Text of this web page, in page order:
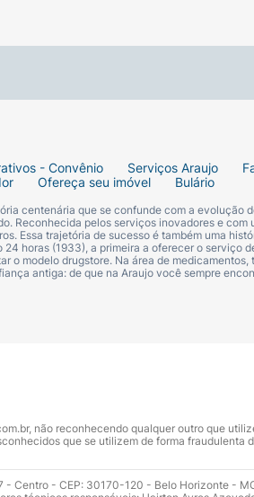
- Convênio Serviços Araujo
Ofereça seu imóvel Bulário
centenária que se confunde com a evolução
Reconhecida pelos serviços inovadores e com
Essa trajetória de sucesso é também uma
horas (1933), a primeira a oferecer o serviço
o modelo drugstore. Na área de medicamentos,
antiga: de que na Araujo você sempre
não reconhecendo qualquer outro que
que se utilizem de forma fraudulenta
- Centro - CEP: 30170-120 - Belo Horizonte -